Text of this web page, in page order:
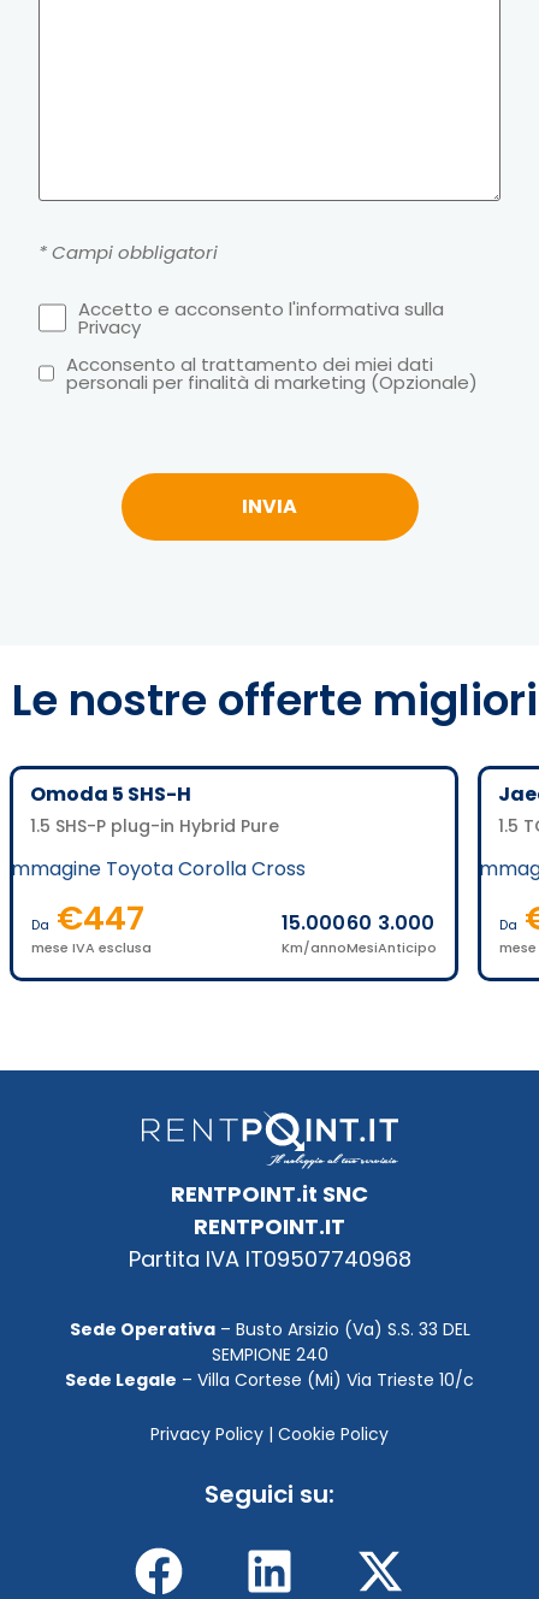
* Campi obbligatori
Accetto e acconsento l'informativa sulla
Privacy
Acconsento al trattamento dei miei dati
personali per finalità di marketing (Opzionale)
Le nostre offerte migliori
Omoda 5 SHS-H
1.5 SHS-P plug-in Hybrid Pure
Da €447
mese IVA esclusa
15.000
Km/anno
60
Mesi
3.000
Anticipo
1.5
Da
RENTPOINT.it SNC
RENTPOINT.IT
Partita IVA IT09507740968
Sede Operativa– Busto Arsizio (Va) S.S. 33 DEL
SEMPIONE 240
Sede Legale – Villa Cortese (Mi) Via Trieste 10/c
Privacy Policy | Cookie Policy
Seguici su: